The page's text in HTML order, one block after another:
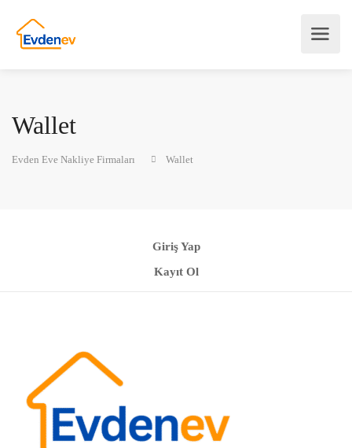
Wallet
Evden Eve Nakliye Firmaları Wallet
Giriş Yap
Kayıt Ol